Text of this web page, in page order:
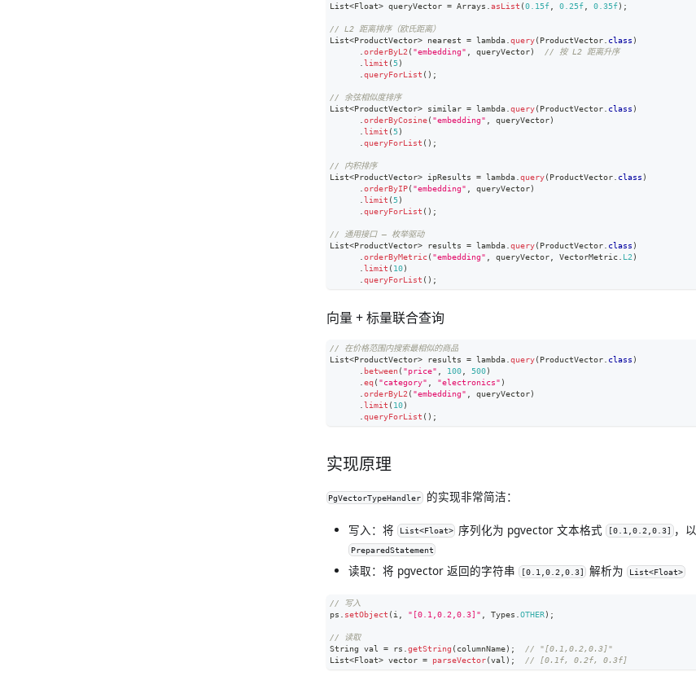
List<Float> queryVector = Arrays asList (0.15f, 0.25f, 0.35f) ;
// L2 距离排序（欧氏距离）
List<ProductVector> nearest = lambda. query( ProductVector. class )
orderByL2 ( "embedding" queryVector)
// 按 L2 距离升序
limit ( 5)
queryForList ( ) ;
// 余弦相似度排序
List<ProductVector> similar = lambda. query( ProductVector. class )
orderByCosine( "embedding" queryVector)
limit ( 5)
queryForList ( ) ;
// 内积排序
List<ProductVector> ipResults = lambda. query( ProductVector. class )
orderByIP( "embedding" queryVector)
limit ( 5)
queryForList ( ) ;
// 通用接口 — 枚举驱动
List<ProductVector> results = lambda. query( ProductVector. class )
orderByMetric( "embedding" queryVector, VectorMetric. L2 )
limit ( 10)
queryForList ( ) ;
向量 + 标量联合查询
// 在价格范围内搜索最相似的商品
List<ProductVector> results = lambda.query( ProductVector. class )
. between( "price" , 100, 500)
.eq( "category" , "electronics" )
.orderByL2( "embedding" , queryVector)
.limit ( 10)
.queryForList ( ) ;
实现原理
PgVectorTypeHandler 的实现非常简洁：
写入 ：将 List<Float> 序列化为 pgvector 文本格式 [0.1,0.2,0.3] ，以
PreparedStatement
读取：将 pgvector 返回的字符串 [0.1,0.2,0.3] 解析为 List<Float>
// 写入
ps . setObject (i, "[0.1,0.2,0.3]" , Types .OTHER) ;
// 读取
String val = rs .getString ( columnName) ;
// "[0.1,0.2,0.3]"
List<Float> vector = parseVector(val ) ; // [0.1f, 0.2f, 0.3f]